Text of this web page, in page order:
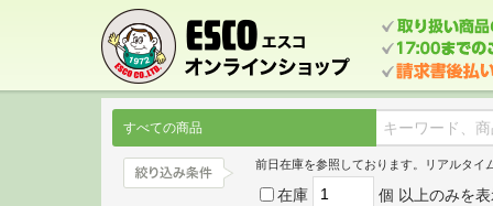
すべての商品
前日在庫を参照しております。リアルタイ
在庫 個 以上のみを